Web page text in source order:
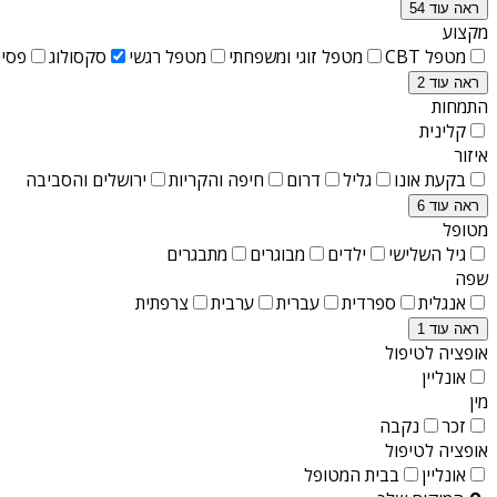
ראה עוד 54
מקצוע
מטפל CBT
מטפל זוגי ומשפחתי מטפל רגשי סקסולוג
ראה עוד 2
התמחות
קלינית
איזור
בקעת אונו
גליל דרום חיפה והקריות ירושלים והסביבה
ראה עוד 6
מטופל
גיל השלישי
ילדים מבוגרים
מתבגרים
שפה
אנגלית
ספרדית עברית ערבית צרפתית
ראה עוד 1
אופציה לטיפול
אונליין
מין
זכר
נקבה
אופציה לטיפול
אונליין
בבית המטופל